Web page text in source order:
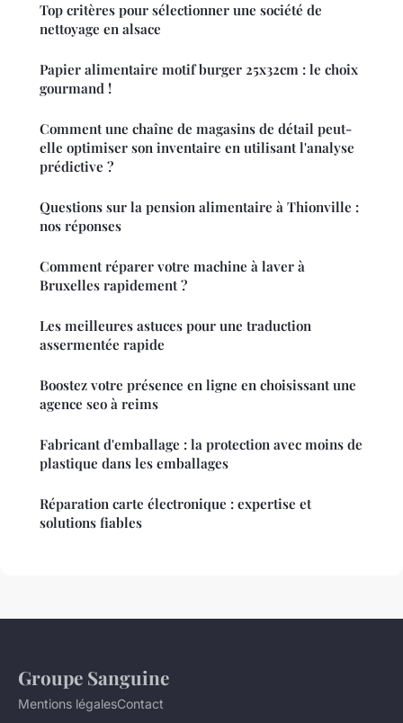
Top critères pour sélectionner une société de
nettoyage en alsace
Papier alimentaire motif burger 25x32cm : le choix
gourmand !
Comment une chaîne de magasins de détail peut-
elle optimiser son inventaire en utilisant l'analyse
prédictive ?
Questions sur la pension alimentaire à Thionville :
nos réponses
Comment réparer votre machine à laver à
Bruxelles rapidement ?
Les meilleures astuces pour une traduction
assermentée rapide
Boostez votre présence en ligne en choisissant une
agence seo à reims
Fabricant d'emballage : la protection avec moins de
plastique dans les emballages
Réparation carte électronique : expertise et
solutions fiables
Groupe Sanguine
Mentions légalesContact